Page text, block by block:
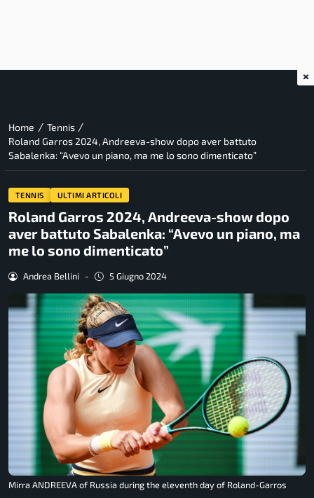
Home / Tennis /
Roland Garros 2024, Andreeva-show dopo aver battuto
Sabalenka: “Avevo un piano, ma me lo sono dimenticato”
TENNIS ULTIMI ARTICOLI
Roland Garros 2024, Andreeva-show dopo
aver battuto Sabalenka: “Avevo un piano, ma
me lo sono dimenticato”
Andrea Bellini - 5 Giugno 2024
Mirra ANDREEVA of Russia during the eleventh day of Roland-Garros
×